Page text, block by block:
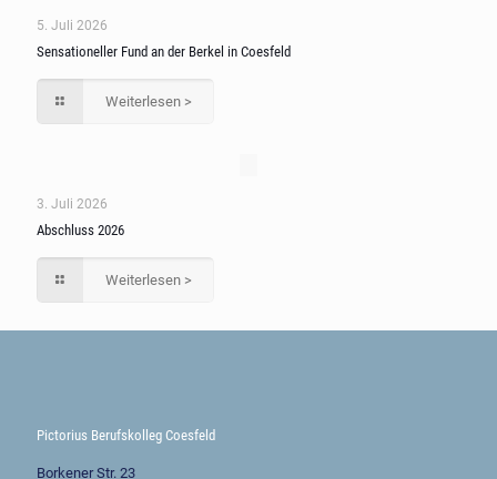
5. Juli 2026
Sensationeller Fund an der Berkel in Coesfeld
Weiterlesen >
3. Juli 2026
Abschluss 2026
Weiterlesen >
Pictorius Berufskolleg Coesfeld
Borkener Str. 23